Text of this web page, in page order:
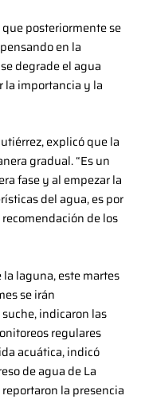
posteriormente se
en la
degrade el agua
la importancia y la
explicó que la
gradual. “Es un
fase y al empezar la
del agua, es por
de los
laguna, este martes
se irán
indicaron las
regulares
acuática, indicó
de agua de La
la presencia